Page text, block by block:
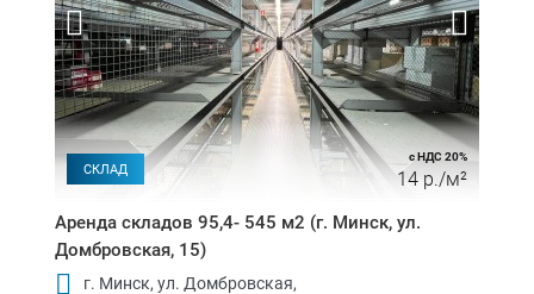
СКЛАД
с НДС 20%
14 р./м²
Аренда складов 95,4- 545 м2 (г. Минск, ул.
Домбровская, 15)
г. Минск, ул. Домбровская,